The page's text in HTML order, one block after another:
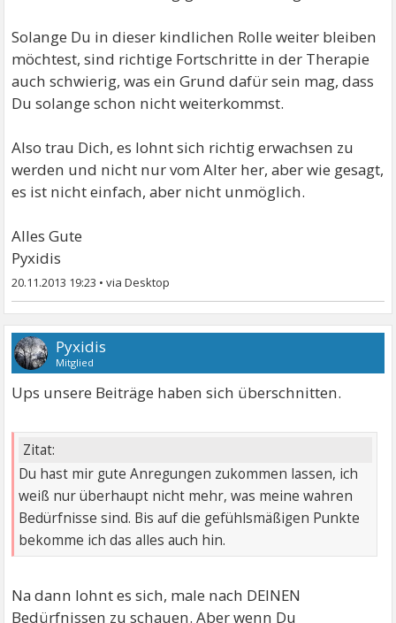
Solange Du in dieser kindlichen Rolle weiter bleiben
möchtest, sind richtige Fortschritte in der Therapie
auch schwierig, was ein Grund dafür sein mag, dass
Du solange schon nicht weiterkommst.
Also trau Dich, es lohnt sich richtig erwachsen zu
werden und nicht nur vom Alter her, aber wie gesagt,
es ist nicht einfach, aber nicht unmöglich.
Alles Gute
Pyxidis
20.11.2013 19:23 •
Pyxidis
Mitglied
Ups unsere Beiträge haben sich überschnitten.
Zitat:
Du hast mir gute Anregungen zukommen lassen, ich
weiß nur überhaupt nicht mehr, was meine wahren
Bedürfnisse sind. Bis auf die gefühlsmäßigen Punkte
bekomme ich das alles auch hin.
Na dann lohnt es sich, male nach DEINEN
Bedürfnissen zu schauen. Aber wenn Du